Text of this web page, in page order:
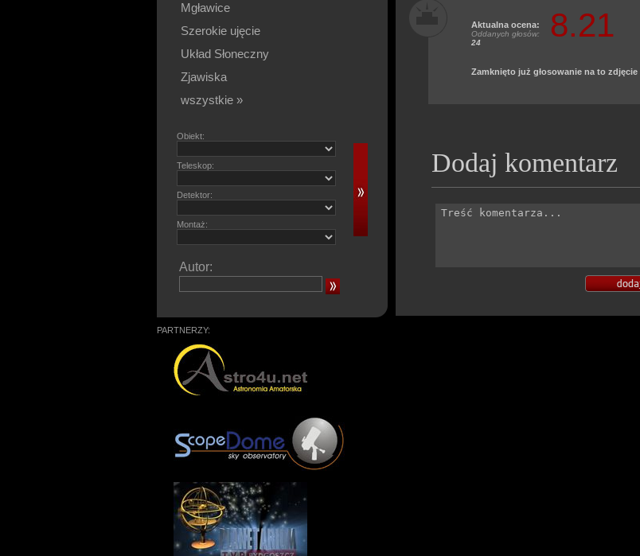
Mgławice
Szerokie ujęcie
Układ Słoneczny
Zjawiska
wszystkie »
Obiekt:
Teleskop:
Detektor:
Montaż:
Autor:
PARTNERZY:
8.21
Aktualna ocena:
Oddanych głosów:
24
Zamknięto już głosowanie na to zdjęcie
Dodaj komentarz